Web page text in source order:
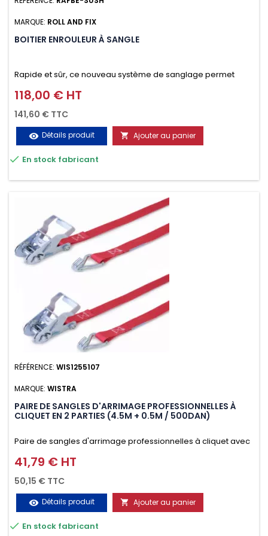
MARQUE: ROLL AND FIX
BOITIER ENROULEUR À SANGLE
Rapide et sûr, ce nouveau système de sanglage permet
d’arrimer le chargement sur la galerie en moins d’une
minute.
Prix
118,00 € HT
141,60 € TTC
visibility Détails produit  Ajouter au panier
 En stock fabricant
RÉFÉRENCE: WIS1255107
MARQUE: WISTRA
PAIRE DE SANGLES D'ARRIMAGE PROFESSIONNELLES À
CLIQUET EN 2 PARTIES (4.5M + 0.5M / 500DAN)
Paire de sangles d'arrimage professionnelles à cliquet avec
crochet en 2 parties (4.5M + 0.5M / 500daN), simple et rapide
d'utilisation. Permet d'arrimer et de sécuriser vos
chargements pendant le transport. Matière polyester très
résistante aux UV et aux variations de températures,
n'absorbe pas l'eau.
Prix
41,79 € HT
50,15 € TTC
visibility Détails produit  Ajouter au panier
 En stock fabricant